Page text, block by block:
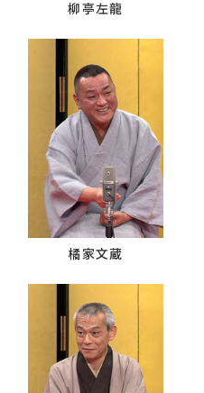
柳亭左龍
橘家文蔵